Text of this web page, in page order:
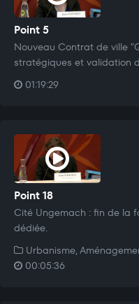
Point 5
Nouveau Contrat de ville
stratégiques et validation
01:19:29
Point 18
Cité Ungemach : fin de la
dédiée.
Urbanisme,
00:05:36